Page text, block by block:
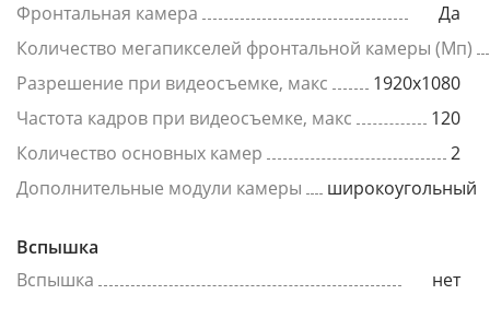
Фронтальная камера
Да
Количество мегапикселей фронтальной камеры (Мп)
Разрешение при видеосъемке, макс
1920x1080
Частота кадров при видеосъемке, макс
120
Количество основных камер
2
Дополнительные модули камеры
широкоугольный
Вспышка
Вспышка
нет